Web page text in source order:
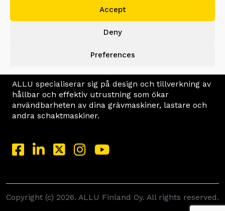
Accept
Deny
Preferences
ALLU specialiserar sig på design och tillverkning av
hållbar och effektiv utrustning som ökar
användbarheten av dina grävmaskiner, lastare och
andra schaktmaskiner.
Hitta en återförsäljare
Support och reservdelar
Copyright (c) 2026. ALLU Finland Oy. All rights reserved.